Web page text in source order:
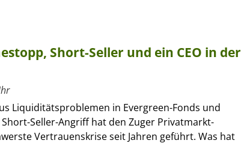
Short-Seller und ein CEO in der
Liquiditätsproblemen in Evergreen-Fonds und
Seller-Angriff hat den Zuger Privatmarkt-
Vertrauenskrise seit Jahren geführt. Was hat